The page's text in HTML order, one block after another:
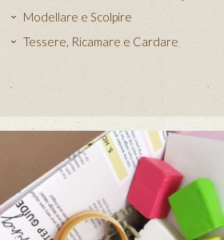
Modellare e Scolpire
Tessere, Ricamare e Cardare